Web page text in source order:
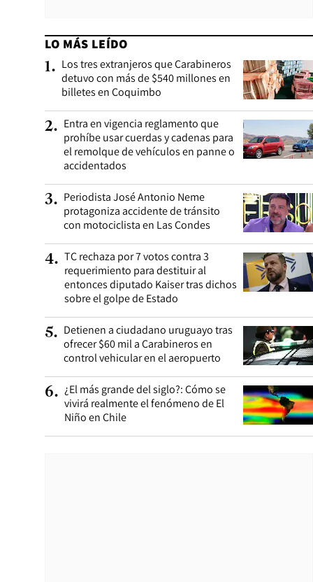
LO MÁS LEÍDO
1. Los tres extranjeros que Carabineros
detuvo con más de $540 millones en
billetes en Coquimbo
2. Entra en vigencia reglamento que
prohíbe usar cuerdas y cadenas para
el remolque de vehículos en panne o
accidentados
3. Periodista José Antonio Neme
protagoniza accidente de tránsito
con motociclista en Las Condes
4. TC rechaza por 7 votos contra 3
requerimiento para destituir al
entonces diputado Kaiser tras dichos
sobre el golpe de Estado
5. Detienen a ciudadano uruguayo tras
ofrecer $60 mil a Carabineros en
control vehicular en el aeropuerto
6. ¿El más grande del siglo?: Cómo se
vivirá realmente el fenómeno de El
Niño en Chile